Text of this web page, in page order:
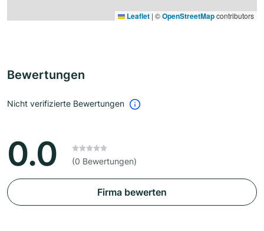
Leaflet | ©OpenStreetMapcontributors
Bewertungen
Nicht verifizierte Bewertungen
0.0 (0 Bewertungen)
Firma bewerten